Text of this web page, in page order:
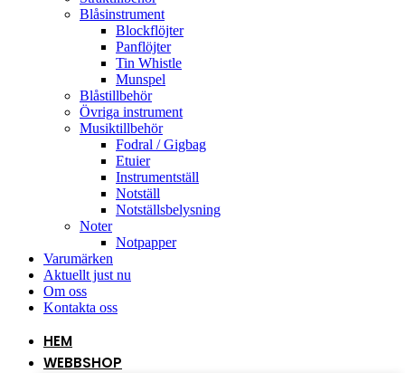
Blåsinstrument
Blockflöjter
Panflöjter
Tin Whistle
Munspel
Blåstillbehör
Övriga instrument
Musiktillbehör
Fodral / Gigbag
Etuier
Instrumentställ
Notställ
Notställsbelysning
Noter
Notpapper
Varumärken
Aktuellt just nu
Om oss
Kontakta oss
HEM
WEBBSHOP